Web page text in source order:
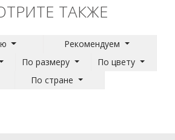
ТАКЖЕ
Рекомендуем
По размеру
По цвету
По стране